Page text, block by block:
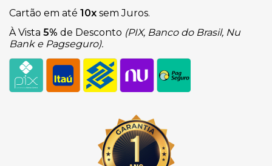
Cartão em até 10x sem Juros.
À Vista 5% de Desconto (PIX, Banco do Brasil, Nu
Bank e Pagseguro).